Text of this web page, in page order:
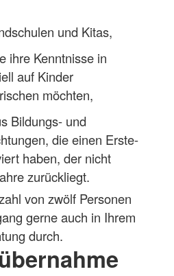
und Kitas,
ihre Kenntnisse in
auf Kinder
möchten,
Bildungs- und
die einen Erste-
haben, der nicht
zurückliegt.
von zwölf Personen
gerne auch in Ihrem
durch.